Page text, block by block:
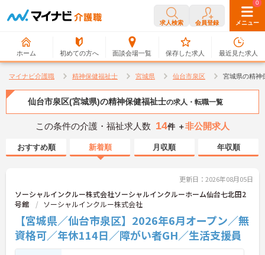
求人検索 会員登録 メニュー
ホーム 初めての方へ 面談会場一覧
0
保存した求人
0
最近見た求人
マイナビ介護職 精神保健福祉士 宮城県 仙台市泉区 宮城県の精神
仙台市泉区(宮城県)の精神保健福祉士の求人・転職一覧
この条件の介護・福祉求人数 14件 ＋非公開求人
おすすめ順 新着順 月収順 年収順
更新日：2026年08月05日
ソーシャルインクルー株式会社ソーシャルインクルーホーム仙台七北田2
号館
ソーシャルインクルー株式会社
【宮城県／仙台市泉区】2026年6月オープン／無
資格可／年休114日／障がい者GH／生活支援員